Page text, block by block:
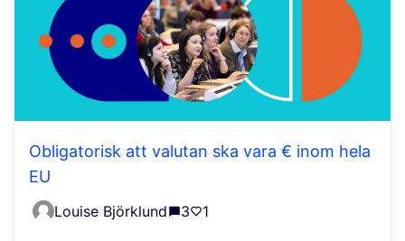
Obligatorisk att valutan ska vara € inom hela
EU
Louise Björklund 3 1